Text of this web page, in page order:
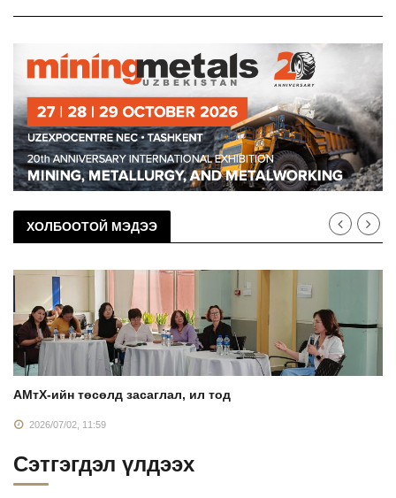
ХОЛБООТОЙ МЭДЭЭ
АМтХ-ийн төсөлд засаглал, ил тод
2026/07/02, 11:59
Сэтгэгдэл үлдээх